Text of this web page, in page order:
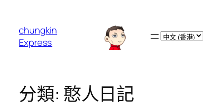
chungkin
Express
Choose
分類: 憨人日記